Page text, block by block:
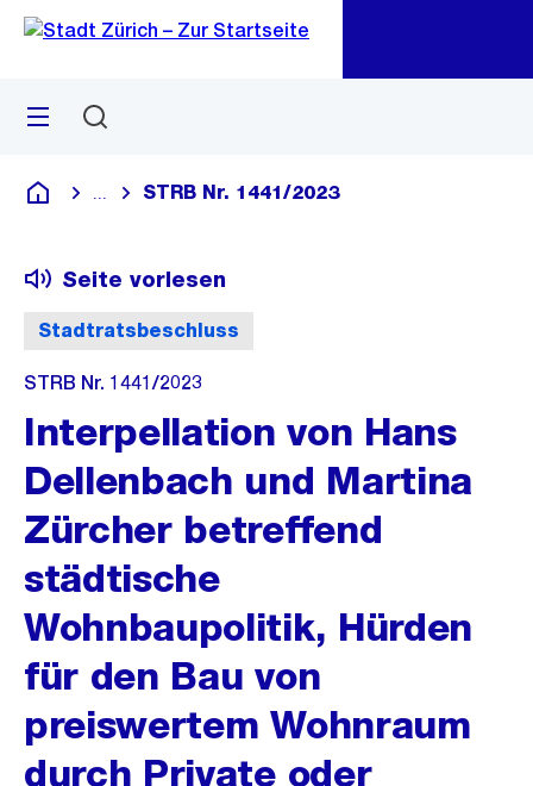
Navigation
Sprunglink
Menü
Deutsch
Blende alle Breadcrumbs ein
STRB Nr. 1441/2023
Stadtratsbeschluss
Seite vorlesen
STRB Nr. 1441/2023
Interpellation von Hans
Dellenbach und Martina
Zürcher betreffend
städtische
Wohnbaupolitik, Hürden
für den Bau von
preiswertem Wohnraum
durch Private oder